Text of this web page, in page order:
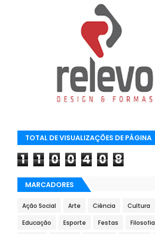
TOTAL DE VISUALIZAÇÕES DE PÁGINA
1 1 0 0 4 0 8
MARCADORES
Ação Social Arte Ciência Cultura
Educação Esporte Festas Filosofia